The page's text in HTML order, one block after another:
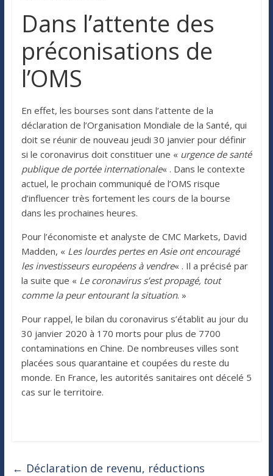
Dans l’attente des
préconisations de
l’OMS
En effet, les bourses sont dans l’attente de la
déclaration de l’Organisation Mondiale de la Santé, qui
doit se réunir de nouveau jeudi 30 janvier pour définir
si le coronavirus doit constituer une « urgence de santé
publique de portée internationale« . Dans le contexte
actuel, le prochain communiqué de l’OMS risque
d’influencer très fortement les cours de la bourse
dans les prochaines heures.
Pour l’économiste et analyste de CMC Markets, David
Madden, « Les lourdes pertes en Asie ont encouragé
les investisseurs européens à vendre« . Il a précisé par
la suite que « Le coronavirus s’est propagé, tout
comme la peur entourant la situation. »
Pour rappel, le bilan du coronavirus s’établit au jour du
30 janvier 2020 à 170 morts pour plus de 7700
contaminations en Chine. De nombreuses villes sont
placées sous quarantaine et coupées du reste du
monde. En France, les autorités sanitaires ont décelé 5
cas sur le territoire.
← Déclaration de revenu, réductions